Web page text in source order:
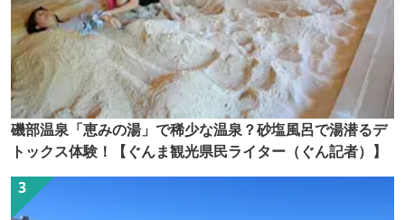
磯部温泉「恵みの湯」で稀少な温泉？砂塩風呂で湯潜るデ
トックス体験！【ぐんま観光県民ライター（ぐん記者）】